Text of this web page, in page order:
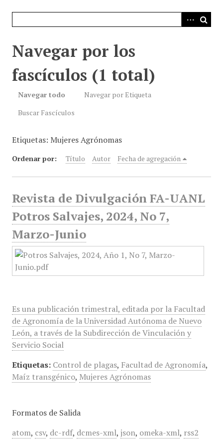
Navegar por los
fascículos (1 total)
Navegar todo
Navegar por Etiqueta
Buscar Fascículos
Etiquetas: Mujeres Agrónomas
Ordenar por: Título Autor Fecha de agregación
Revista de Divulgación FA-UANL
Potros Salvajes, 2024, No 7,
Marzo-Junio
Es una publicación trimestral, editada por la Facultad
de Agronomía de la Universidad Autónoma de Nuevo
León, a través de la Subdirección de Vinculación y
Servicio Social
Etiquetas: Control de plagas, Facultad de Agronomía,
Maíz transgénico, Mujeres Agrónomas
Formatos de Salida
atom, csv, dc-rdf, dcmes-xml, json, omeka-xml, rss2